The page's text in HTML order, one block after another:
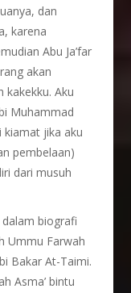
dan
karena
Abu Ja’far
akan
kakekku. Aku
Muhammad
kiamat jika aku
pembelaan)
dari musuh
biografi
Ummu Farwah
Bakar At-Taimi.
Asma’ bintu